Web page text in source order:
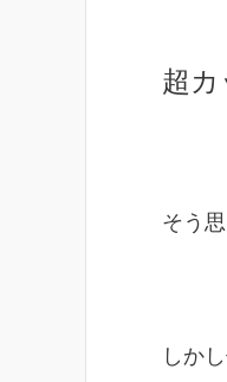
超カ
そう
しか